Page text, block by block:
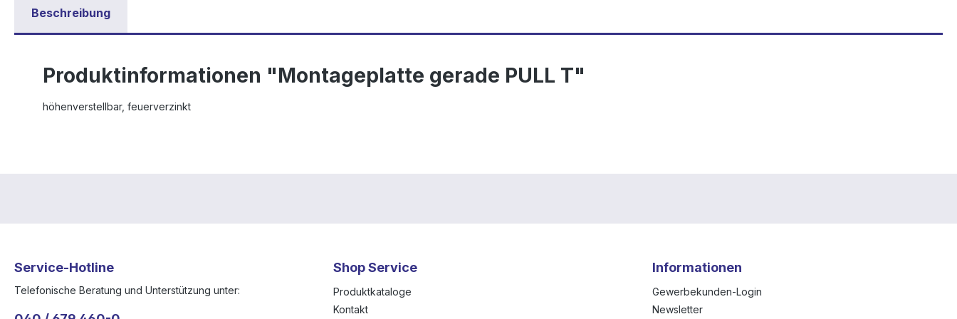
Beschreibung
Produktinformationen "Montageplatte gerade PULL T"
höhenverstellbar, feuerverzinkt
Service-Hotline
Telefonische Beratung und Unterstützung unter:
Shop Service
Produktkataloge
Kontakt
Informationen
Gewerbekunden-Login
Newsletter